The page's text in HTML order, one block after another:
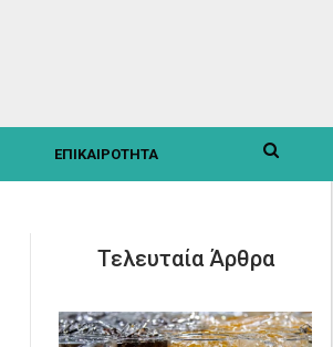
ΕΠΙΚΑΙΡΟΤΗΤΑ
Τελευταία Άρθρα